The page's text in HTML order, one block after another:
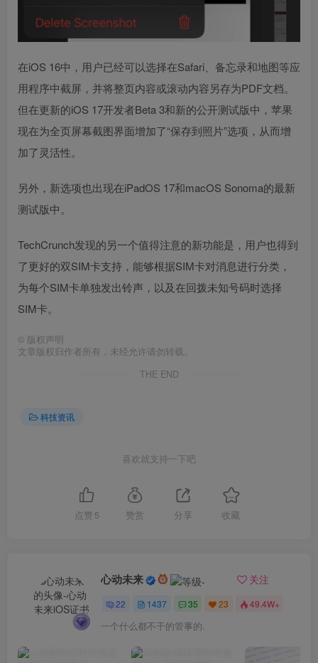
在iOS 16中，用户已经可以选择在Safari、备忘录和地图等应
用程序中截屏，并将整页内容或滚动内容另存为PDF文档。
但在更新的iOS 17开发者Beta 3和新的公开测试版中，苹果
现在为全页屏幕截图界面增加了“保存到照片”选项，从而增
加了灵活性。
另外，新选项也出现在iPadOS 17和macOS Sonoma的最新
测试版中。
TechCrunch发现的另一个值得注意的新功能是，用户也得到
了更好的双SIM卡支持，能够根据SIM卡对消息进行分类，
为每个SIM卡单独发出铃声，以及在回拨未知号码时选择
SIM卡。
© 版权声明
文章版权归作者所有，未经允许请勿转载。
THE END
科技资讯
喜欢就支持一下吧
点赞 5 赞赏 分享 收藏
心动未来 关注
22 1437 35 23 49.4W+
一个什么都不干的管事的.